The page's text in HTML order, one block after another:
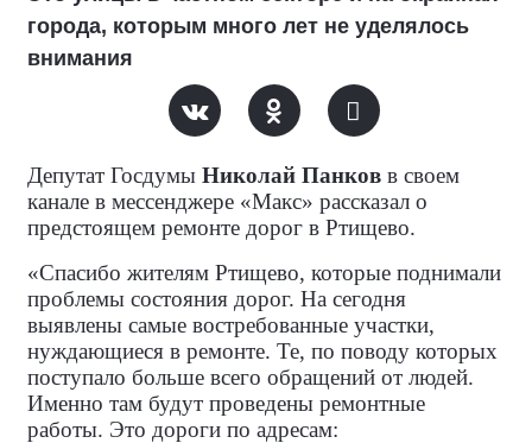
города, которым много лет не уделялось
внимания
Депутат Госдумы Николай Панков в своем
канале в мессенджере «Макс» рассказал о
предстоящем ремонте дорог в Ртищево.
«Спасибо жителям Ртищево, которые поднимали
проблемы состояния дорог. На сегодня
выявлены самые востребованные участки,
нуждающиеся в ремонте. Те, по поводу которых
поступало больше всего обращений от людей.
Именно там будут проведены ремонтные
работы. Это дороги по адресам: